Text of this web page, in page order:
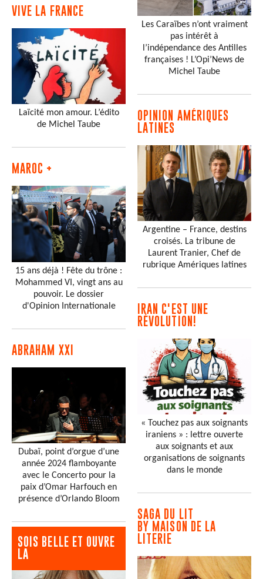
VIVE LA FRANCE
Laïcité mon amour. L’édito
de Michel Taube
MAROC +
15 ans déjà ! Fête du trône :
Mohammed VI, vingt ans au
pouvoir. Le dossier
d'Opinion Internationale
ABRAHAM XXI
Dubaï, point d’orgue d’une
année 2024 flamboyante
avec le Concerto pour la
paix d’Omar Harfouch en
présence d’Orlando Bloom
SOIS BELLE ET OUVRE
LA
Les Caraïbes n’ont vraiment
pas intérêt à
l’indépendance des Antilles
françaises ! L’Opi’News de
Michel Taube
OPINION AMÉRIQUES
LATINES
Argentine – France, destins
croisés. La tribune de
Laurent Tranier, Chef de
rubrique Amériques latines
IRAN C'EST UNE
RÉVOLUTION!
« Touchez pas aux soignants
iraniens » : lettre ouverte
aux soignants et aux
organisations de soignants
dans le monde
SAGA DU LIT
BY MAISON DE LA
LITERIE